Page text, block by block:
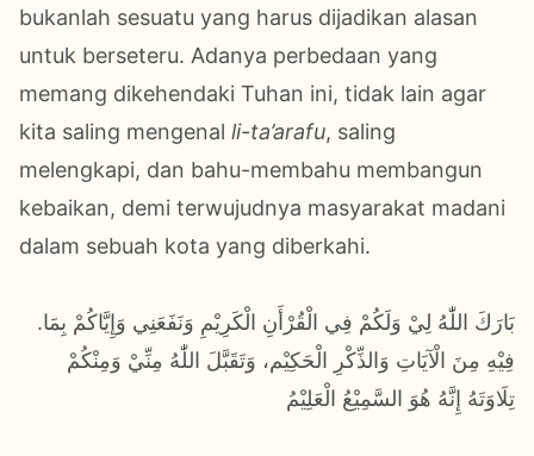
bukanlah sesuatu yang harus dijadikan alasan
untuk berseteru. Adanya perbedaan yang
memang dikehendaki Tuhan ini, tidak lain agar
kita saling mengenal li-ta’arafu, saling
melengkapi, dan bahu-membahu membangun
kebaikan, demi terwujudnya masyarakat madani
dalam sebuah kota yang diberkahi.
.بَارَكَ اللّٰهُ لِيْ وَلَكُمْ فِي الْقُرْأَنِ الْكَرِيْمِ وَنَفَعَنِي وَإِيَّاكُمْ بِمَا
فِيْهِ مِنَ الْآيَاتِ وَالذِّكْرِ الْحَكِيْم، وَتَقَبَّلَ اللّٰهُ مِنِّيْ وَمِنْكُمْ
تِلَاوَتَهُ إِنَّهُ هُوَ السَّمِيْعُ الْعَلِيْمُ